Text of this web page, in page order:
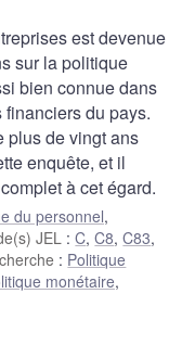
est devenue
sur la politique
bien connue dans
du pays.
plus de vingt ans
enquête, et il
à cet égard.
du personnel,
JEL :C,C8,C83,
: Politique
monétaire,